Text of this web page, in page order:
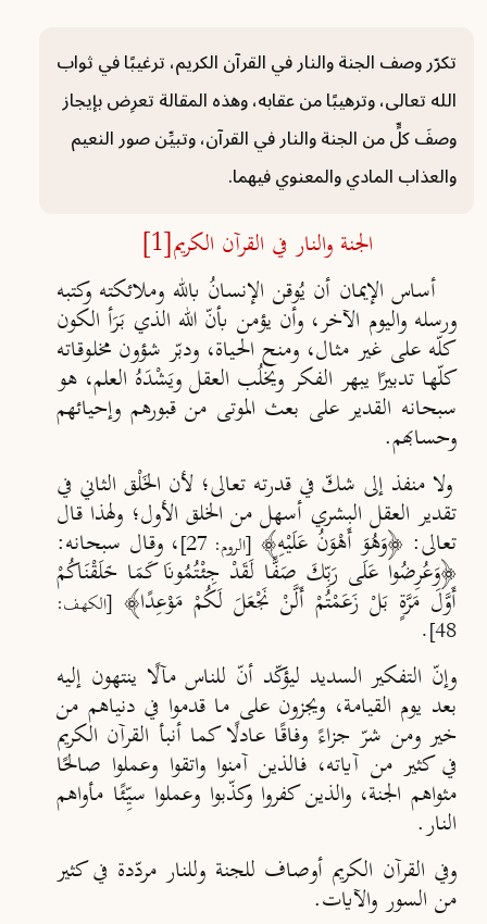
تكرّر وصف الجنة والنار في القرآن الكريم، ترغيبًا في ثواب
الله تعالى، وترهيبًا من عقابه، وهذه المقالة تعرِض بإيجاز
وصفَ كلٍّ من الجنة والنار في القرآن، وتبيِّن صور النعيم
والعذاب المادي والمعنوي فيهما.
الجنة والنار في القرآن الكريم[1]
أساس الإيمان أن يُوقن الإنسانُ بالله وملائكته وكتبه
ورسله واليوم الآخر، وأن يؤمن بأنّ الله الذي بَرَأ الكون
كلّه على غير مثال، ومنح الحياة، ودبّر شؤون مخلوقاته
كلّها تدبيرًا يبهر الفكر ويخلُب العقل ويَشْدَهُ العلم، هو
سبحانه القدير على بعث الموتى من قبورهم وإحيائهم
وحسابهم.
ولا منفذ إلى شكّ في قدرته تعالى؛ لأن الخَلْق الثاني في
تقدير العقل البشري أسهل من الخلق الأول؛ ولهذا قال
تعالى: ﴿وَهُوَ أَهْوَنُ عَلَيْهِ﴾ [الروم: 27] ، وقال سبحانه:
﴿وَعُرِضُوا عَلَى رَبِّكَ صَفًّا لَقَدْ جِئْتُمُونَا كَمَا خَلَقْنَاكُمْ
أَوَّلَ مَرَّةٍ بَلْ زَعَمْتُمْ أَلَّنْ نَجْعَلَ لَكُمْ مَوْعِدًا﴾ [الكهف:
48]
.
وإنّ التفكير السديد ليؤكّد أنّ للناس مآلًا ينتهون إليه
بعد يوم القيامة، ويجزون على ما قدموا في دنياهم من
خير ومن شرّ جزاءً وفاقًا عادلًا كما أنبأ القرآن الكريم
في كثير من آياته، فالذين آمنوا واتقوا وعملوا صالحًا
مثواهم الجنة، والذين كفروا وكذّبوا وعملوا سيِّـئًا مأواهم
النار.
وفي القرآن الكريم أوصاف للجنة وللنار مردّدة في كثير
من السور والآيات.